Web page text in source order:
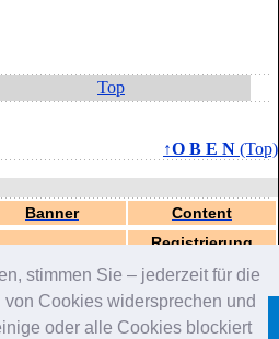
stimmen Sie – jederzeit für die
Cookies widersprechen und
oder alle Cookies blockiert
Top
↑O B E N (Top)
Banner
Content
Registrierung